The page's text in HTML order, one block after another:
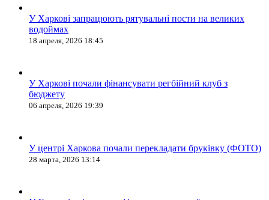
У Харкові запрацюють рятувальні пости на великих
водоймах
18 апреля, 2026 18:45
У Харкові почали фінансувати регбійний клуб з
бюджету
06 апреля, 2026 19:39
У центрі Харкова почали перекладати бруківку (ФОТО)
28 марта, 2026 13:14